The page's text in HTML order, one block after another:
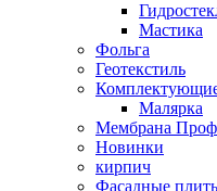
Мастика
Фольга
Геотекстиль
Малярка
Мембрана
Новинки
кирпич
Фасадные